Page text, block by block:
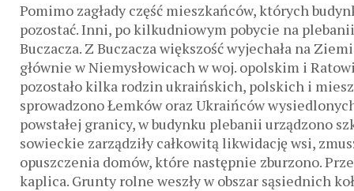
Pomimo zagłady część mieszkańców, których
pozostać. Inni, po kilkudniowym pobycie na
Buczacza. Z Buczacza większość wyjechała na
głównie w Niemysłowicach w woj. opolskim i
pozostało kilka rodzin ukraińskich, polskich i
sprowadzono Łemków oraz Ukraińców
powstałej granicy, w budynku plebanii urządzono
sowieckie zarządziły całkowitą likwidację wsi,
opuszczenia domów, które następnie zburzono.
kaplica. Grunty rolne weszły w obszar sąsiednich